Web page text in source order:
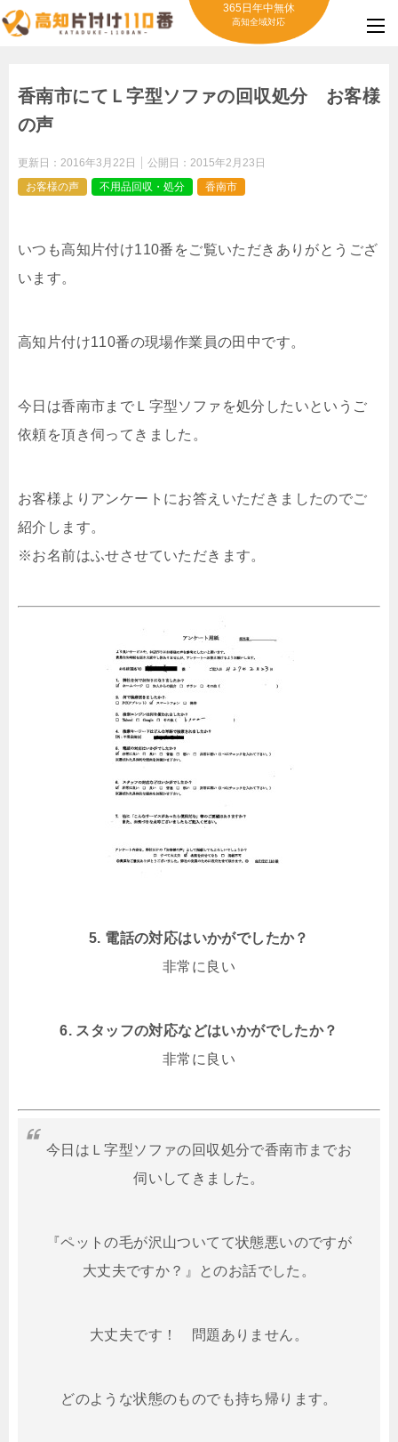
365日年中無休
高知全域対応
香南市にてＬ字型ソファの回収処分 お客様
の声
更新日： 2016年3月22日 公開日： 2015年2月23日
お客様の声
不用品回収・処分 香南市
いつも高知片付け110番をご覧いただきありがとうござ
います。
高知片付け110番の現場作業員の田中です。
今日は香南市までＬ字型ソファを処分したいというご
依頼を頂き伺ってきました。
お客様よりアンケートにお答えいただきましたのでご
紹介します。
※お名前はふせさせていただきます。
5. 電話の対応はいかがでしたか？
非常に良い
6. スタッフの対応などはいかがでしたか？
非常に良い
今日はＬ字型ソファの回収処分で香南市までお
伺いしてきました。
『ペットの毛が沢山ついてて状態悪いのですが
大丈夫ですか？』とのお話でした。
大丈夫です！ 問題ありません。
どのような状態のものでも持ち帰ります。